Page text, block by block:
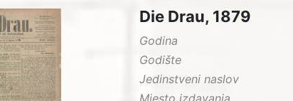
Die Drau, 1879
Godina
Godište
Jedinstveni naslov